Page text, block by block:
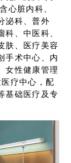
心脏内科、
泌科、普外
科、中医科、
肤、医疗美容
手术中心、内
女性健康管理
疗中心，配
基础医疗及专